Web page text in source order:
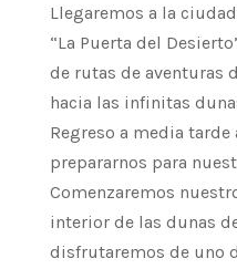
Llegaremos a la
“La Puerta del
de rutas de aventuras
hacia las infinitas
Regreso a media
prepararnos para
Comenzaremos
interior de las dunas
disfrutaremos de uno